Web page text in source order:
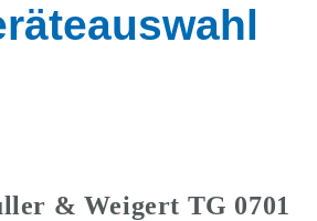
& Weigert TG 0701